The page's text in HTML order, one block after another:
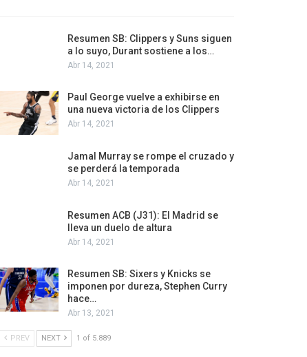
Resumen SB: Clippers y Suns siguen
a lo suyo, Durant sostiene a los…
Abr 14, 2021
Paul George vuelve a exhibirse en
una nueva victoria de los Clippers
Abr 14, 2021
Jamal Murray se rompe el cruzado y
se perderá la temporada
Abr 14, 2021
Resumen ACB (J31): El Madrid se
lleva un duelo de altura
Abr 14, 2021
Resumen SB: Sixers y Knicks se
imponen por dureza, Stephen Curry
hace…
Abr 13, 2021
PREV NEXT 1 of 5.889